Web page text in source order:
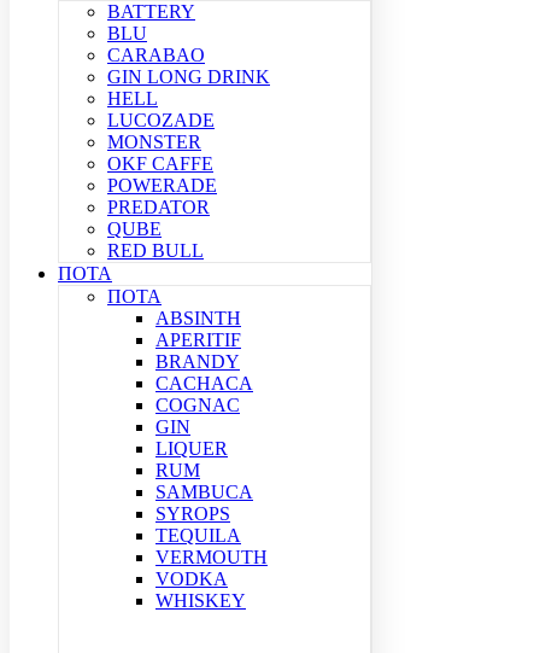
BATTERY
BLU
CARABAO
GIN LONG DRINK
HELL
LUCOZADE
MONSTER
OKF CAFFE
POWERADE
PREDATOR
QUBE
RED BULL
ΠΟΤΑ
ΠΟΤΑ
ABSINTH
APERITIF
BRANDY
CACHACA
COGNAC
GIN
LIQUER
RUM
SAMBUCA
SYROPS
TEQUILA
VERMOUTH
VODKA
WHISKEY